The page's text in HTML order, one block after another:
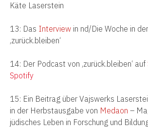
Käte Laserstein
13: Das Interview in nd/Die Woche in
‚zurück.bleiben‘
14: Der Podcast von ‚zurück.bleiben‘ auf
Spotify
15: Ein Beitrag über Vajswerks
in der Herbstausgabe von Medaon –
jüdisches Leben in Forschung und